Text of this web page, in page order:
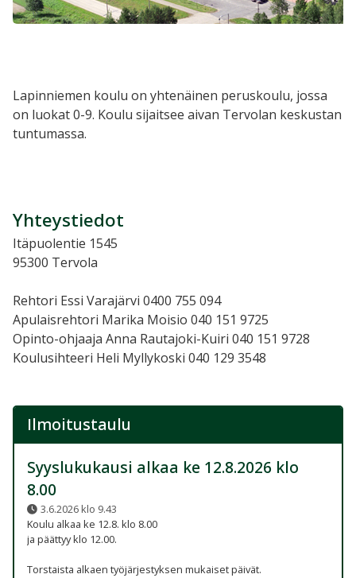
Lapinniemen koulu on yhtenäinen peruskoulu, jossa
on luokat 0-9. Koulu sijaitsee aivan Tervolan keskustan
tuntumassa.
Yhteystiedot
Itäpuolentie 1545
95300 Tervola
Rehtori Essi Varajärvi 0400 755 094
Apulaisrehtori Marika Moisio 040 151 9725
Opinto-ohjaaja Anna Rautajoki-Kuiri 040 151 9728
Koulusihteeri Heli Myllykoski 040 129 3548
Ilmoitustaulu
Syyslukukausi alkaa ke 12.8.2026 klo
8.00
3.6.2026 klo 9.43
Koulu alkaa ke 12.8. klo 8.00
ja päättyy klo 12.00.
Torstaista alkaen työjärjestyksen mukaiset päivät.